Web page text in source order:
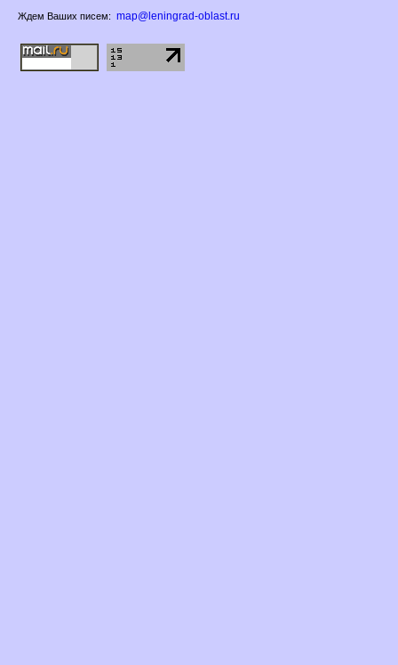
Ждем Ваших писем: map@leningrad-oblast.ru